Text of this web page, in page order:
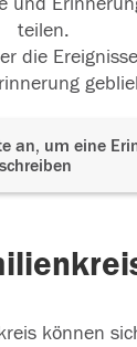
teilen.
die
an, um eine
schreiben
können